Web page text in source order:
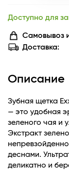
Доступно для
Самовывоз
Доставка:
Описание
Зубная щетка
— это удобная
зеленого чая и
Экстракт
деснами.
деликатно и